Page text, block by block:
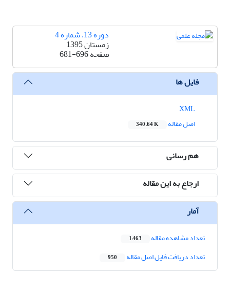
دوره 13، شماره 4
زمستان 1395
صفحه681-696
فایل ها
اصل مقاله
340.64 K
هم رسانی
ارجاع به این مقاله
آمار
تعداد مشاهده مقاله 1,463
تعداد دریافت فایل اصل مقاله 950